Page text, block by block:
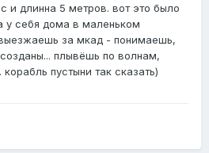
и длинна 5 метров. вот это было
у себя дома в маленьком
за мкад - понимаешь,
плывёшь по волнам,
пустыни так сказать)